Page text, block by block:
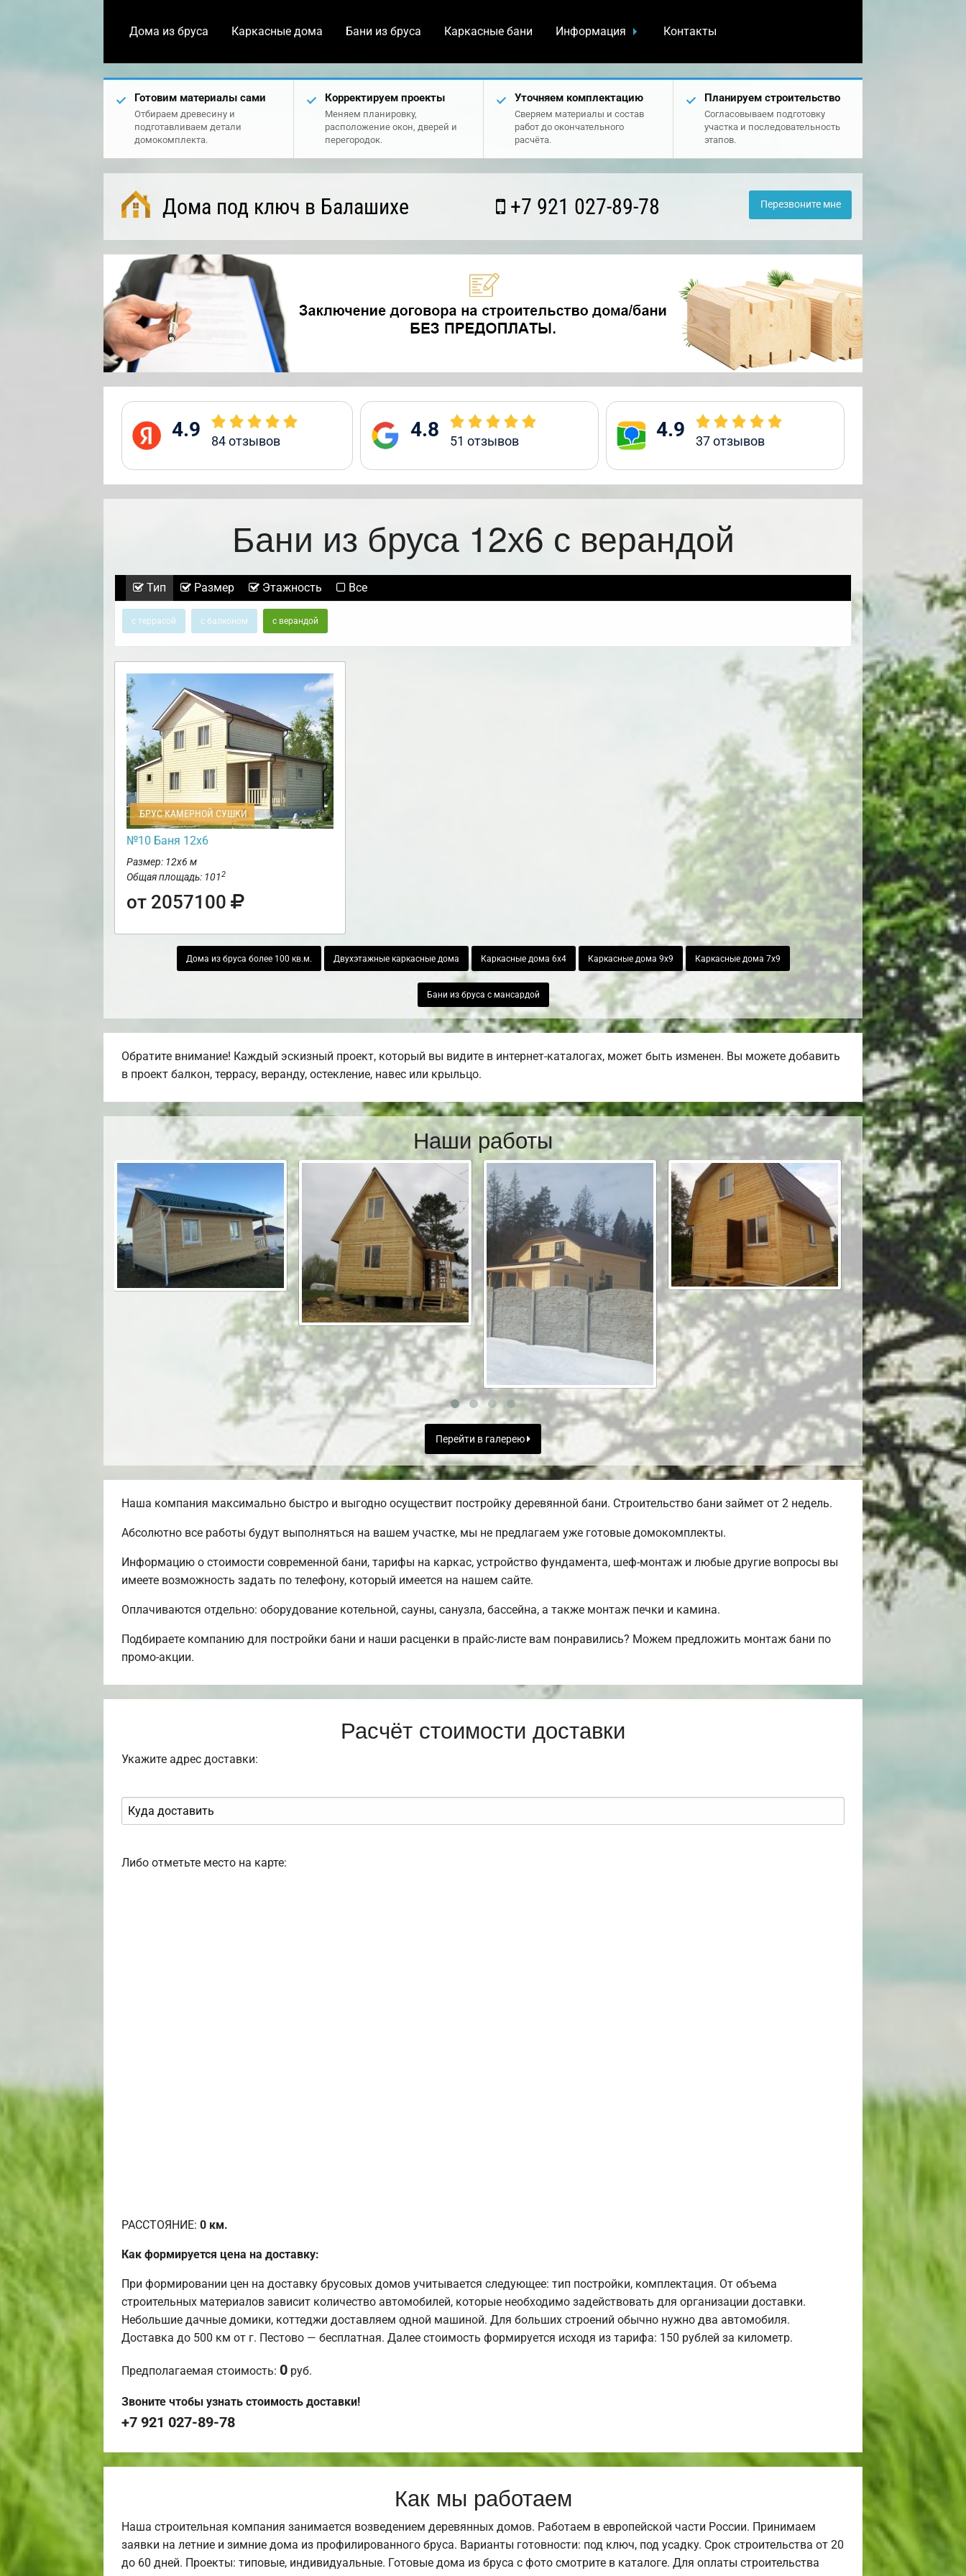
Дома из бруса Каркасные дома Бани из бруса Каркасные бани Информация Контакты
Готовим материалы сами
Отбираем древесину и
подготавливаем детали
домокомплекта.
Корректируем проекты
Меняем планировку,
расположение окон, дверей и
перегородок.
Уточняем комплектацию
Сверяем материалы и состав
работ до окончательного
расчёта.
Планируем строительство
Согласовываем подготовку
участка и последовательность
этапов.
Дома под ключ в Балашихе +7 921 027-89-78 Перезвоните мне
4.9 84отзывов 4.8 51 отзывов 4.9 37отзывов
Бани из бруса 12х6 с верандой
Тип Размер Этажность Все
с террасой с балконом с верандой
БРУС КАМЕРНОЙ СУШКИ
№10 Баня 12х6
Размер: 12х6 м
Общая площадь: 1012
от 2057100
Дома из бруса более 100 кв.м. Двухэтажные каркасные дома Каркасные дома 6х4 Каркасные дома 9х9 Каркасные дома 7х9
Бани из бруса с мансардой
Обратите внимание! Каждый эскизный проект, который вы видите в интернет-каталогах, может быть изменен. Вы можете добавить
в проект балкон, террасу, веранду, остекление, навес или крыльцо.
Наши работы
Перейти в галерею
Наша компания максимально быстро и выгодно осуществит постройку деревянной бани. Строительство бани займет от 2 недель.
Абсолютно все работы будут выполняться на вашем участке, мы не предлагаем уже готовые домокомплекты.
Информацию о стоимости современной бани, тарифы на каркас, устройство фундамента, шеф-монтаж и любые другие вопросы вы
имеете возможность задать по телефону, который имеется на нашем сайте.
Оплачиваются отдельно: оборудование котельной, сауны, санузла, бассейна, а также монтаж печки и камина.
Подбираете компанию для постройки бани и наши расценки в прайс-листе вам понравились? Можем предложить монтаж бани по
промо-акции.
Расчёт стоимости доставки
Укажите адрес доставки:
Либо отметьте место на карте:
РАССТОЯНИЕ: 0 км.
Как формируется цена на доставку:
При формировании цен на доставку брусовых домов учитывается следующее: тип постройки, комплектация. От объема
строительных материалов зависит количество автомобилей, которые необходимо задействовать для организации доставки.
Небольшие дачные домики, коттеджи доставляем одной машиной. Для больших строений обычно нужно два автомобиля.
Доставка до 500 км от г. Пестово — бесплатная. Далее стоимость формируется исходя из тарифа: 150 рублей за километр.
Предполагаемая стоимость: 0 руб.
Звоните чтобы узнать стоимость доставки!
+7 921 027-89-78
Как мы работаем
Наша строительная компания занимается возведением деревянных домов. Работаем в европейской части России. Принимаем
заявки на летние и зимние дома из профилированного бруса. Варианты готовности: под ключ, под усадку. Срок строительства от 20
до 60 дней. Проекты: типовые, индивидуальные. Готовые дома из бруса с фото смотрите в каталоге. Для оплаты строительства